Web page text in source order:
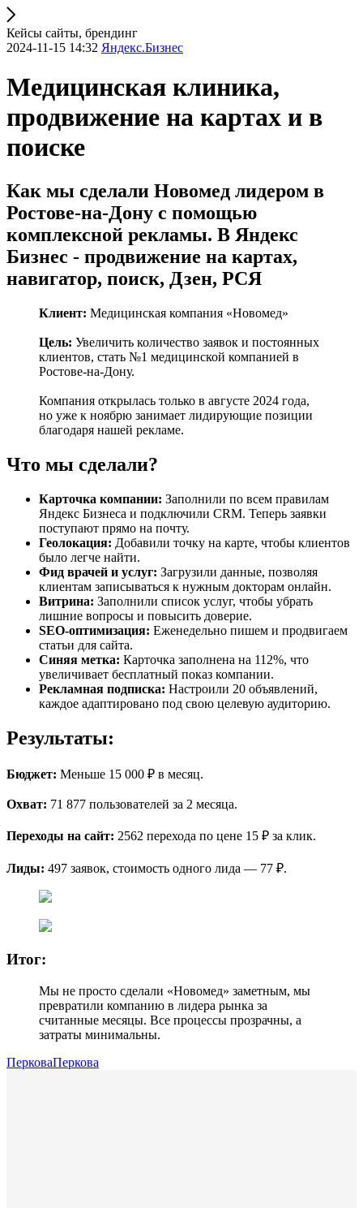
Кейсы сайты, брендинг
2024-11-15 14:32 Яндекс.Бизнес
Медицинская клиника,
продвижение на картах и в
поиске
Как мы сделали Новомед лидером в
Ростове-на-Дону с помощью
комплексной рекламы. В Яндекс
Бизнес - продвижение на картах,
навигатор, поиск, Дзен, РСЯ
Клиент: Медицинская компания «Новомед»
Цель: Увеличить количество заявок и постоянных
клиентов, стать №1 медицинской компанией в
Ростове-на-Дону.
Компания открылась только в августе 2024 года,
но уже к ноябрю занимает лидирующие позиции
благодаря нашей рекламе.
Что мы сделали?
Карточка компании: Заполнили по всем правилам
Яндекс Бизнеса и подключили CRM. Теперь заявки
поступают прямо на почту.
Геолокация: Добавили точку на карте, чтобы клиентов
было легче найти.
Фид врачей и услуг: Загрузили данные, позволяя
клиентам записываться к нужным докторам онлайн.
Витрина: Заполнили список услуг, чтобы убрать
лишние вопросы и повысить доверие.
SEO-оптимизация: Еженедельно пишем и продвигаем
статьи для сайта.
Синяя метка: Карточка заполнена на 112%, что
увеличивает бесплатный показ компании.
Рекламная подписка: Настроили 20 объявлений,
каждое адаптировано под свою целевую аудиторию.
Результаты:
Бюджет: Меньше 15 000 ₽ в месяц.
Охват: 71 877 пользователей за 2 месяца.
Переходы на сайт: 2562 перехода по цене 15 ₽ за клик.
Лиды: 497 заявок, стоимость одного лида — 77 ₽.
Итог:
Мы не просто сделали «Новомед» заметным, мы
превратили компанию в лидера рынка за
считанные месяцы. Все процессы прозрачны, а
затраты минимальны.
ПерковаПеркова